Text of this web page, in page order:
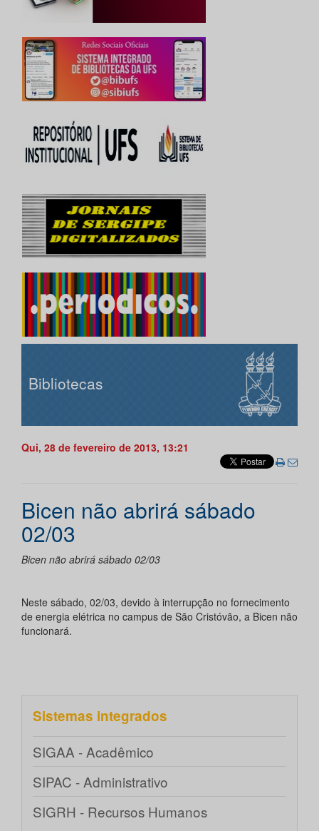
Bibliotecas
Qui, 28 de fevereiro de 2013, 13:21
Bicen não abrirá sábado
02/03
Bicen não abrirá sábado 02/03
Neste sábado, 02/03, devido à interrupção no fornecimento
de energia elétrica no campus de São Cristóvão, a Bicen não
funcionará.
Sistemas integrados
SIGAA - Acadêmico
SIPAC - Administrativo
SIGRH - Recursos Humanos